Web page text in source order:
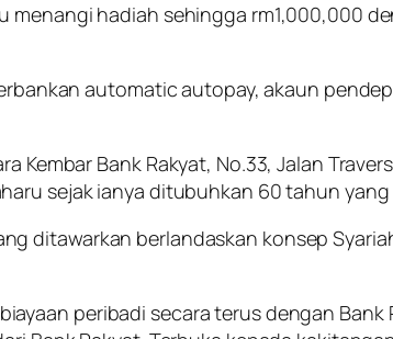
hadiah sehingga rm1,000,000
automatic autopay, akaun
Bank Rakyat, No.33, Jalan
sejak ianya ditubuhkan 60 tahun yang
ditawarkan berlandaskan konsep
peribadi secara terus dengan